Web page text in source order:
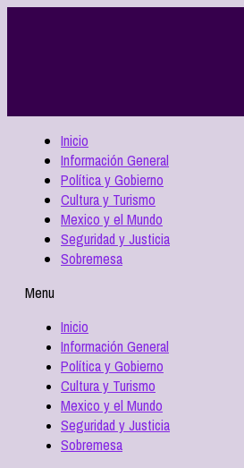
Inicio
Información General
Política y Gobierno
Cultura y Turismo
Mexico y el Mundo
Seguridad y Justicia
Sobremesa
Menu
Inicio
Información General
Política y Gobierno
Cultura y Turismo
Mexico y el Mundo
Seguridad y Justicia
Sobremesa